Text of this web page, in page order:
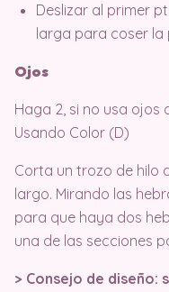
Deslizar al primer
larga para coser la
Ojos
Haga 2, si no usa ojos
Usando Color (D)
Corta un trozo de hilo
largo. Mirando las
para que haya dos
una de las secciones
> Consejo de diseño: